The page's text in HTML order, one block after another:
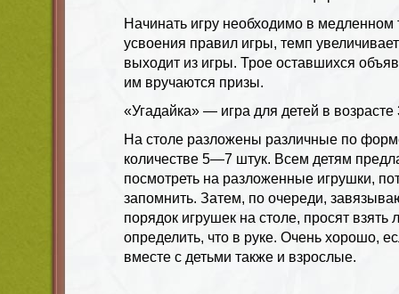
Начинать игру необходимо в
усвоения правил игры, темп
выходит из игры. Трое оставшихся
им вручаются призы.
«Угадайка» — игра для детей в
На столе разложены различные по
количестве 5—7 штук. Всем детям
посмотреть на разложенные игрушки,
запомнить. Затем, по очереди,
порядок игрушек на столе, просят
определить, что в руке. Очень хорошо,
вместе с детьми также и взрослые.